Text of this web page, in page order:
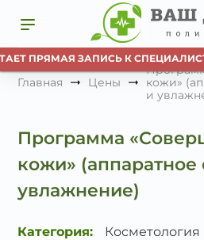
ПРЯМАЯ ЗАПИСЬ К
Главная Цены
кожи»
и
Программа
кожи»
увлажнение)
Категория:
Косметология